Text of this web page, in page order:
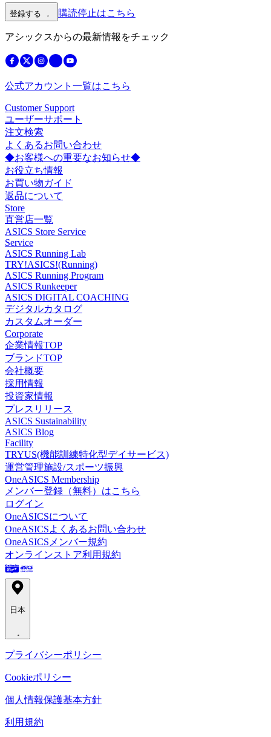
登録する 購読停止はこちら
アシックスからの最新情報をチェック
公式アカウント一覧はこちら
Customer Support
ユーザーサポート
注文検索
よくあるお問い合わせ
◆お客様への重要なお知らせ◆
お役立ち情報
お買い物ガイド
返品について
Store
直営店一覧
ASICS Store Service
Service
ASICS Running Lab
TRY!ASICS!(Running)
ASICS Running Program
ASICS Runkeeper
ASICS DIGITAL COACHING
デジタルカタログ
カスタムオーダー
Corporate
企業情報TOP
ブランドTOP
会社概要
採用情報
投資家情報
プレスリリース
ASICS Sustainability
ASICS Blog
Facility
TRYUS(機能訓練特化型デイサービス)
運営管理施設/スポーツ振興
OneASICS Membership
メンバー登録（無料）はこちら
ログイン
OneASICSについて
OneASICSよくあるお問い合わせ
OneASICSメンバー規約
オンラインストア利用規約
日本
プライバシーポリシー
Cookieポリシー
個人情報保護基本方針
利用規約